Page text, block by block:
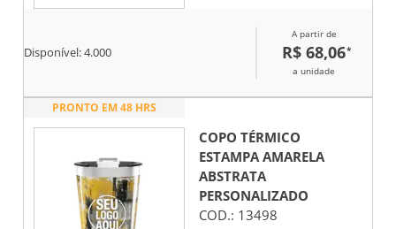
Disponível:4.000
A partir de
R$ 68,06*
a unidade
PRONTO EM 48 HRS
COPO TÉRMICO
ESTAMPA AMARELA
ABSTRATA
PERSONALIZADO
COD.: 13498